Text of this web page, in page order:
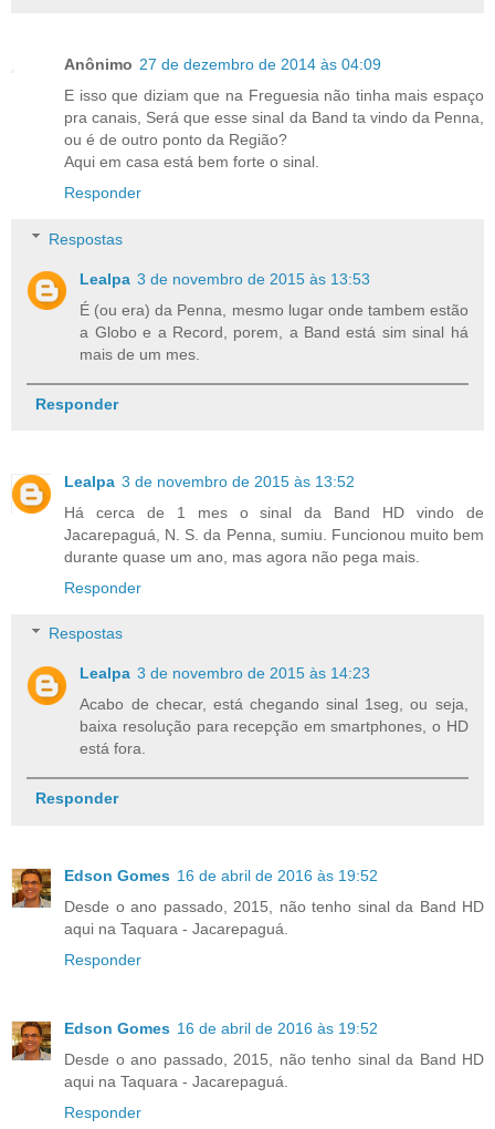
Anônimo 27 de dezembro de 2014 às 04:09
E isso que diziam que na Freguesia não tinha mais espaço
pra canais, Será que esse sinal da Band ta vindo da Penna,
ou é de outro ponto da Região?
Aqui em casa está bem forte o sinal.
Responder
Respostas
Lealpa 3 de novembro de 2015 às 13:53
É (ou era) da Penna, mesmo lugar onde tambem estão
a Globo e a Record, porem, a Band está sim sinal há
mais de um mes.
Responder
Lealpa 3 de novembro de 2015 às 13:52
Há cerca de 1 mes o sinal da Band HD vindo de
Jacarepaguá, N. S. da Penna, sumiu. Funcionou muito bem
durante quase um ano, mas agora não pega mais.
Responder
Respostas
Lealpa 3 de novembro de 2015 às 14:23
Acabo de checar, está chegando sinal 1seg, ou seja,
baixa resolução para recepção em smartphones, o HD
está fora.
Responder
Edson Gomes 16 de abril de 2016 às 19:52
Desde o ano passado, 2015, não tenho sinal da Band HD
aqui na Taquara - Jacarepaguá.
Responder
Edson Gomes 16 de abril de 2016 às 19:52
Desde o ano passado, 2015, não tenho sinal da Band HD
aqui na Taquara - Jacarepaguá.
Responder